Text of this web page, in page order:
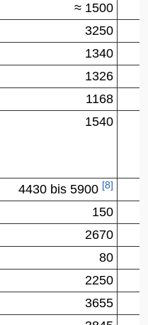
≈ 1500
3250
1340
1326
1168
1540
4430 bis 5900 [8]
150
2670
80
2250
3655